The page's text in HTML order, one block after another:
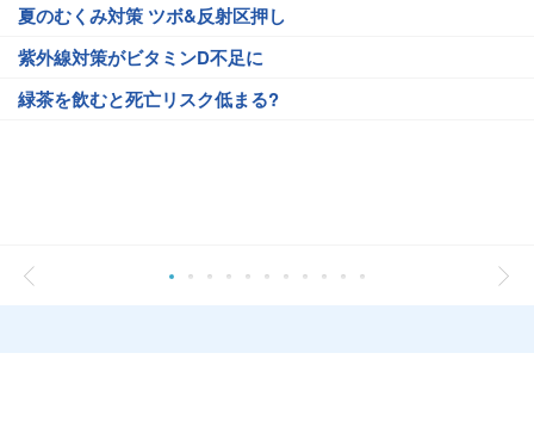
夏のむくみ対策 ツボ&反射区押し
紫外線対策がビタミンD不足に
緑茶を飲むと死亡リスク低まる?